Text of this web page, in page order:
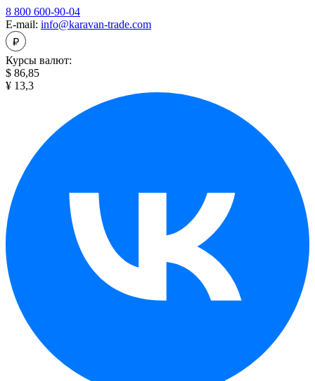
8 800 600-90-04
E-mail: info@karavan-trade.com
Курсы валют:
$ 86,85
¥ 13,3